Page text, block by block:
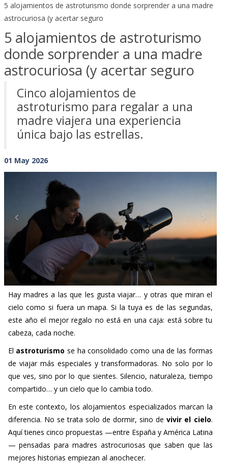
5 alojamientos de astroturismo donde sorprender a una madre
astrocuriosa (y acertar seguro
5 alojamientos de astroturismo
donde sorprender a una madre
astrocuriosa (y acertar seguro
Cinco alojamientos de
astroturismo para regalar a una
madre viajera una experiencia
única bajo las estrellas.
01 May 2026
Previous
Hay madres a las que les gusta viajar… y otras que miran el
cielo como si fuera un mapa. Si la tuya es de las segundas,
este año el mejor regalo no está en una caja: está sobre tu
cabeza, cada noche.
El astroturismo se ha consolidado como una de las formas
de viajar más especiales y transformadoras. No solo por lo
que ves, sino por lo que sientes. Silencio, naturaleza, tiempo
compartido… y un cielo que lo cambia todo.
En este contexto, los alojamientos especializados marcan la
diferencia. No se trata solo de dormir, sino devivir el cielo.
Aquí tienes cinco propuestas —entre España y América Latina
— pensadas para madres astrocuriosas que saben que las
mejores historias empiezan al anochecer.